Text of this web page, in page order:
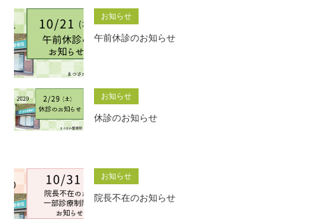
お知らせ
午前休診のお知らせ
お知らせ
休診のお知らせ
お知らせ
院長不在のお知らせ